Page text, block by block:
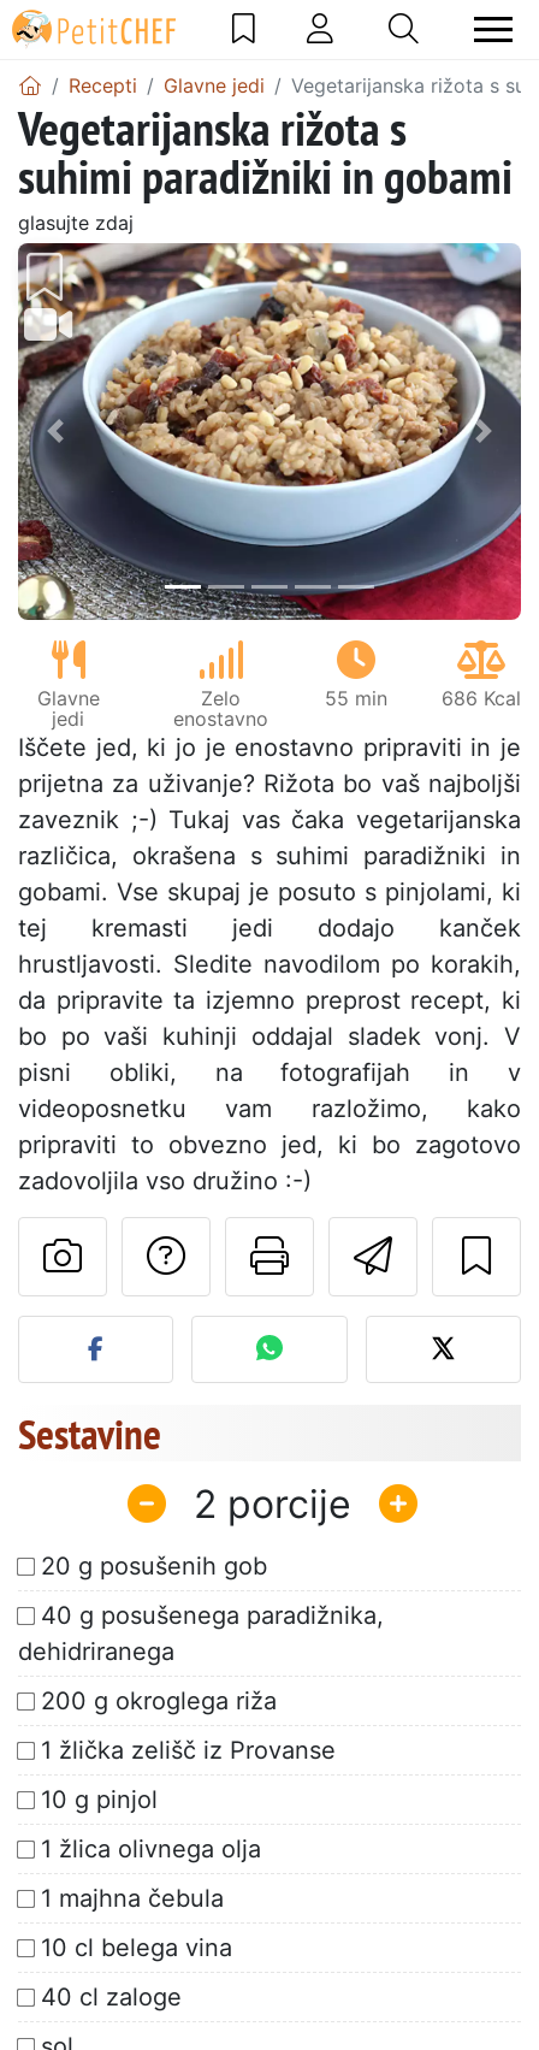
Recepti Glavne jedi Vegetarijanska rižota s
Vegetarijanska rižota s
suhimi paradižniki in gobami
glasujte zdaj
Prejšnji
Glavne
jedi
Zelo
enostavno
55 min 686 Kcal
Iščete jed, ki jo je enostavno pripraviti in je
prijetna za uživanje? Rižota bo vaš najboljši
zaveznik ;-) Tukaj vas čaka vegetarijanska
različica, okrašena s suhimi paradižniki in
gobami. Vse skupaj je posuto s pinjolami, ki
tej kremasti jedi dodajo kanček
hrustljavosti. Sledite navodilom po korakih,
da pripravite ta izjemno preprost recept, ki
bo po vaši kuhinji oddajal sladek vonj. V
pisni obliki, na fotografijah in v
videoposnetku vam razložimo, kako
pripraviti to obvezno jed, ki bo zagotovo
zadovoljila vso družino :-)
Pošlji
Natisni to
Postavite
Objavite svojo fotografijo
Sestavine
2
20 g posušenih gob
40 g posušenega paradižnika,
dehidriranega
200 g okroglega riža
1 žlička zelišč iz Provanse
10 g pinjol
1 žlica olivnega olja
1 majhna čebula
10 cl belega vina
40 cl zaloge